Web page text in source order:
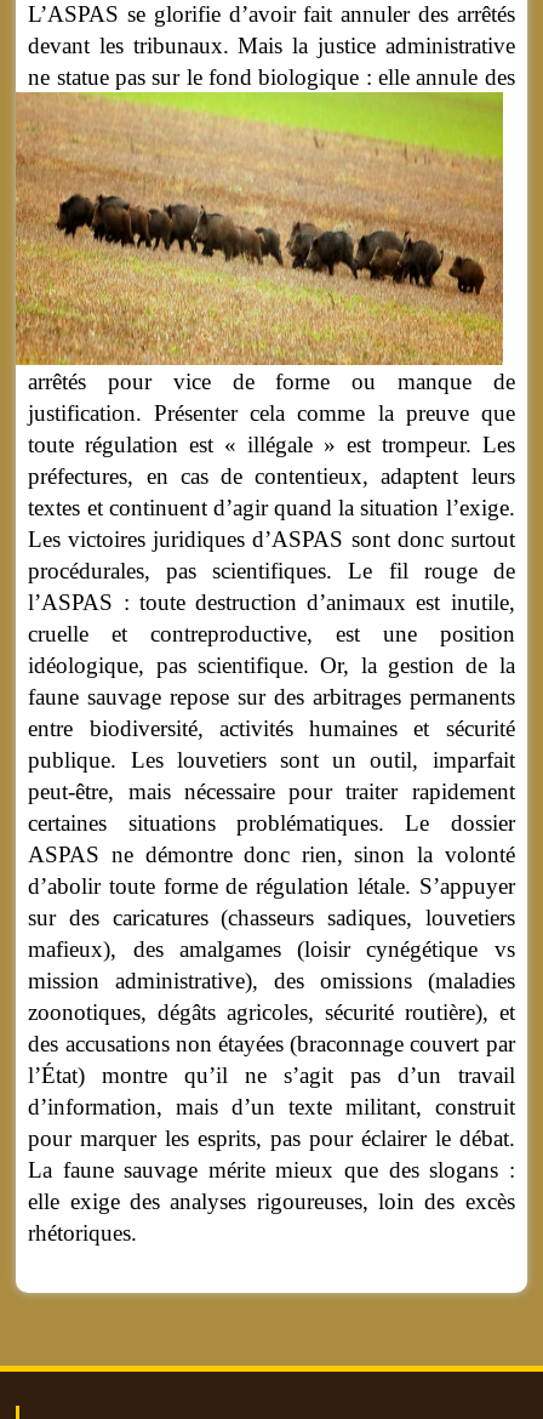
L’ASPAS se glorifie d’avoir fait annuler des arrêtés
devant les tribunaux. Mais la justice administrative
ne statue pas sur le fond biologique : elle annule des
arrêtés pour vice de forme ou manque de
justification. Présenter cela comme la preuve que
toute régulation est « illégale » est trompeur. Les
préfectures, en cas de contentieux, adaptent leurs
textes et continuent d’agir quand la situation l’exige.
Les victoires juridiques d’ASPAS sont donc surtout
procédurales, pas scientifiques. Le fil rouge de
l’ASPAS : toute destruction d’animaux est inutile,
cruelle et contreproductive, est une position
idéologique, pas scientifique.Or, la gestion de la
faune sauvage repose sur des arbitrages permanents
entre biodiversité, activités humaines et sécurité
publique. Les louvetiers sont un outil, imparfait
peut-être, mais nécessaire pour traiter rapidement
certaines situations problématiques. Le dossier
ASPAS ne démontre donc rien, sinon la volonté
d’abolir toute forme de régulation létale. S’appuyer
sur des caricatures (chasseurs sadiques, louvetiers
mafieux), des amalgames (loisir cynégétique vs
mission administrative), des omissions (maladies
zoonotiques, dégâts agricoles, sécurité routière), et
des accusations non étayées (braconnage couvert par
l’État) montre qu’il ne s’agit pas d’un travail
d’information, mais d’un texte militant, construit
pour marquer les esprits, pas pour éclairer le débat.
La faune sauvage mérite mieux que des slogans :
elle exige des analyses rigoureuses, loin des excès
rhétoriques.